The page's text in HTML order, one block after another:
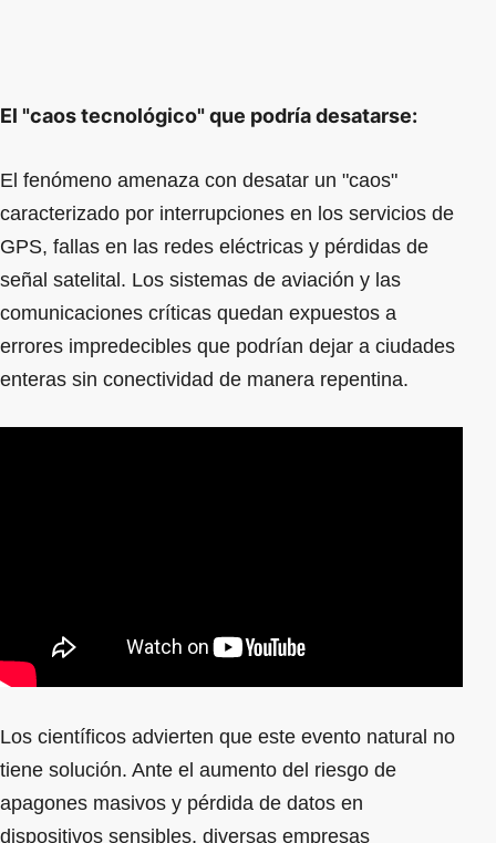
El "caos tecnológico" que podría desatarse:
El fenómeno amenaza con desatar un "caos"
caracterizado por interrupciones en los servicios de
GPS, fallas en las redes eléctricas y pérdidas de
señal satelital. Los sistemas de aviación y las
comunicaciones críticas quedan expuestos a
errores impredecibles que podrían dejar a ciudades
enteras sin conectividad de manera repentina.
Los científicos advierten que este evento natural no
tiene solución. Ante el aumento del riesgo de
apagones masivos y pérdida de datos en
dispositivos sensibles, diversas empresas